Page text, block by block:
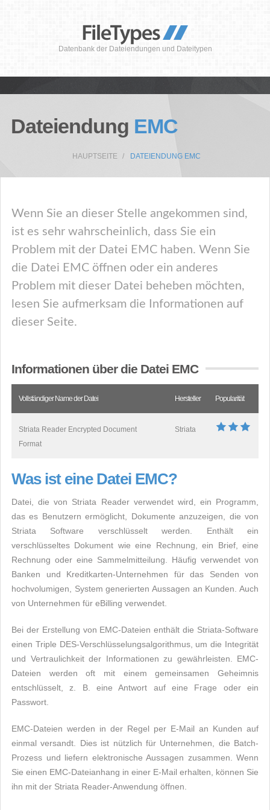
Datenbank der Dateiendungen und Dateitypen
Dateiendung EMC
HAUPTSEITE DATEIENDUNG EMC
Wenn Sie an dieser Stelle angekommen sind,
ist es sehr wahrscheinlich, dass Sie ein
Problem mit der Datei EMC haben. Wenn Sie
die Datei EMC öffnen oder ein anderes
Problem mit dieser Datei beheben möchten,
lesen Sie aufmerksam die Informationen auf
dieser Seite.
Informationen über die Datei EMC
Vollständiger Name der Datei Hersteller Popularität
Striata Reader Encrypted Document
Format
Striata
Was ist eine Datei EMC?
Datei, die von Striata Reader verwendet wird, ein Programm,
das es Benutzern ermöglicht, Dokumente anzuzeigen, die von
Striata Software verschlüsselt werden. Enthält ein
verschlüsseltes Dokument wie eine Rechnung, ein Brief, eine
Rechnung oder eine Sammelmitteilung. Häufig verwendet von
Banken und Kreditkarten-Unternehmen für das Senden von
hochvolumigen, System generierten Aussagen an Kunden. Auch
von Unternehmen für eBilling verwendet.
Bei der Erstellung von EMC-Dateien enthält die Striata-Software
einen Triple DES-Verschlüsselungsalgorithmus, um die Integrität
und Vertraulichkeit der Informationen zu gewährleisten. EMC-
Dateien werden oft mit einem gemeinsamen Geheimnis
entschlüsselt, z. B. eine Antwort auf eine Frage oder ein
Passwort.
EMC-Dateien werden in der Regel per E-Mail an Kunden auf
einmal versandt. Dies ist nützlich für Unternehmen, die Batch-
Prozess und liefern elektronische Aussagen zusammen. Wenn
Sie einen EMC-Dateianhang in einer E-Mail erhalten, können Sie
ihn mit der Striata Reader-Anwendung öffnen.